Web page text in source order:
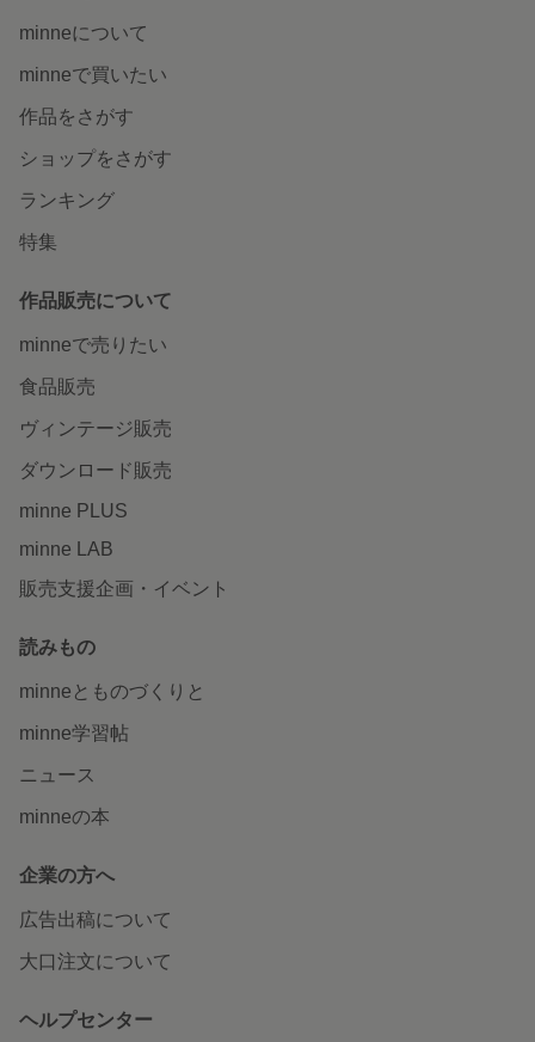
minneについて
minneで買いたい
作品をさがす
ショップをさがす
ランキング
特集
作品販売について
minneで売りたい
食品販売
ヴィンテージ販売
ダウンロード販売
minne PLUS
minne LAB
販売支援企画・イベント
読みもの
minneとものづくりと
minne学習帖
ニュース
minneの本
企業の方へ
広告出稿について
大口注文について
ヘルプセンター